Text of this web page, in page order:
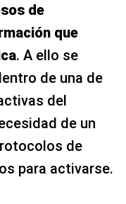
de
que
. A ello se
de una de
del
de un
de
para activarse.